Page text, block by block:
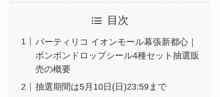
目次
パーティリコ イオンモール幕張新都心｜
ボンボンドロップシール4種セット抽選販
売の概要
抽選期間は5月10日(日)23:59まで